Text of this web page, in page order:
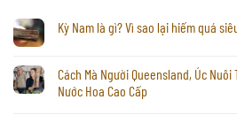
Kỳ Nam là gì? Vì sao lại hiếm quá
Cách Mà Người Queensland, Úc
Nước Hoa Cao Cấp